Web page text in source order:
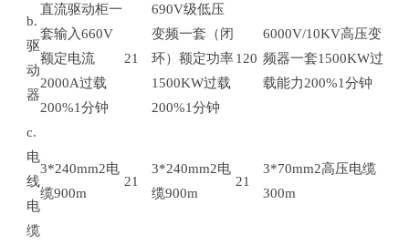
b.
驱
动
器
直流驱动柜一
套输入660V
额定电流
2000A过载
200%1分钟
21
690V级低压
变频一套（闭
环）额定功率
1500KW过载
200%1分钟
120
6000V/10KV高压变
频器一套1500KW过
载能力200%1分钟
c.
电
线
电
缆
3*240mm2电
缆900m
21
3*240mm2电
缆900m
21
3*70mm2高压电缆
300m